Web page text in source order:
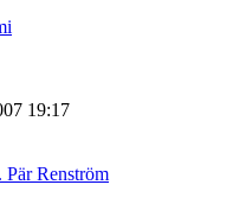
19:17
Pär Renström